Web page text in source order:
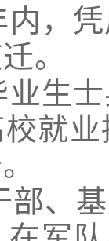
，
。
生
就
部、